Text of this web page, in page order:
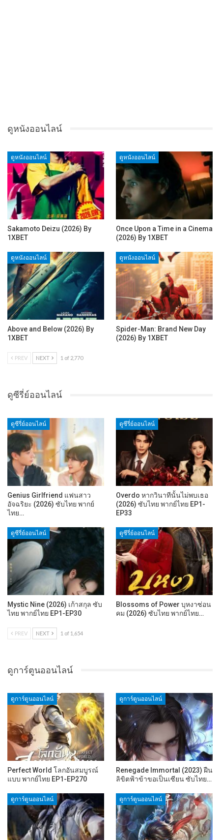
ดูหนังออนไลน์
ดูหนังออนไลน์
Sakamoto Deizu (2026) By
1XBET
ดูหนังออนไลน์
Once Upon a Time in a Cinema
(2026) By 1XBET
ดูหนังออนไลน์
Above and Below (2026) By
1XBET
ดูหนังออนไลน์
Spider-Man: Brand New Day
(2026) By 1XBET
PREV NEXT 1 of 2,770
ดูซีรี่ย์ออนไลน์
ดูซีรี่ย์ออนไลน์
Genius Girlfriend แฟนสาว
อัจฉริยะ (2026) ซับไทย พากย์
ไทย…
ดูซีรี่ย์ออนไลน์
Overdo หากวินาทีนั้นไม่พบเธอ
(2026) ซับไทย พากย์ไทย EP1-
EP33
ดูซีรี่ย์ออนไลน์
Mystic Nine (2026) เก้าสกุล ซับ
ไทย พากย์ไทย EP1-EP30
ดูซีรี่ย์ออนไลน์
Blossoms of Power บุหงาซ่อน
คม (2026) ซับไทย พากย์ไทย…
PREV NEXT 1 of 1,654
ดูการ์ตูนออนไลน์
ดูการ์ตูนออนไลน์
Perfect World โลกอันสมบูรณ์
แบบ พากย์ไทย EP1-EP270
ดูการ์ตูนออนไลน์
Renegade Immortal (2023) ฝืน
ลิขิตฟ้าข้าขอเป็นเซียน ซับไทย…
ดูการ์ตูนออนไลน์ ดูการ์ตูนออนไลน์